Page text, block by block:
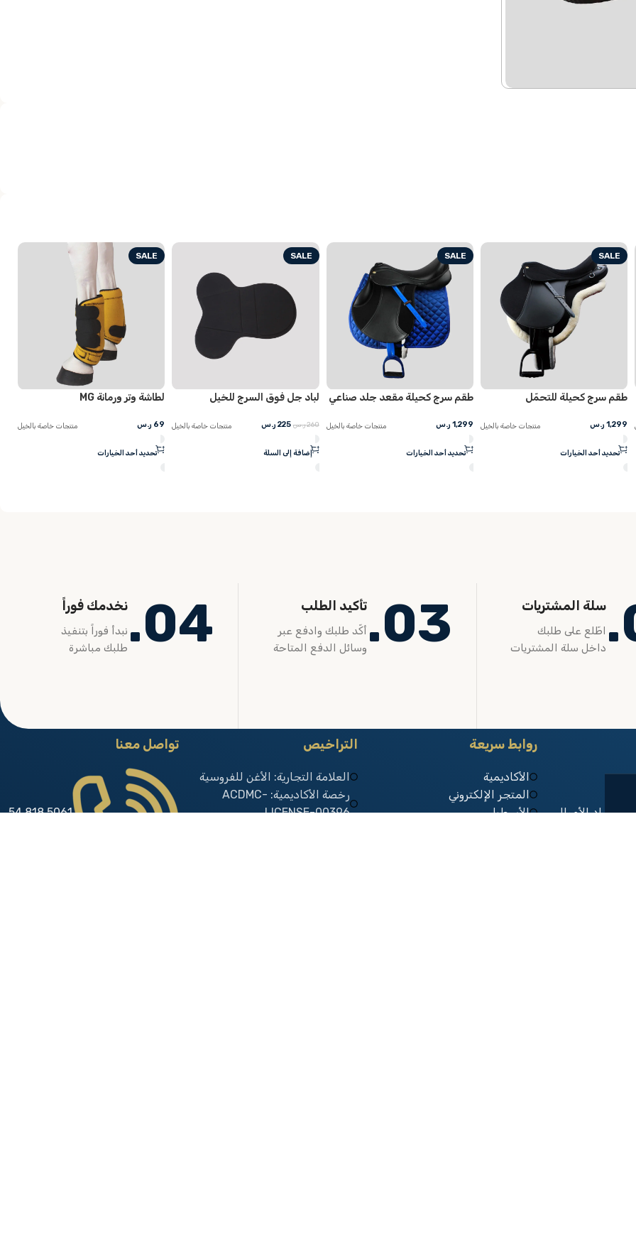
SALE
طقم سرج كحيلة مقعد جلد صناعي
منتجات خاصة بالخيل 1,299
تحديد أحد الخيارات
SALE
لباد جل فوق السرج للخيل
منتجات خاصة بالخيل 260ر.س
إضافة إلى السلة
SALE
لطاشة وتر ورمانة MG
منتجات خاصة بالخيل 69 ر.س
تحديد أحد الخيارات
SALE
ميزان حافر ذهبي أسترالي
منتجات خاصة بالخيل 150
إضافة إلى السلة
سلة المشتريات
اطّلع على طلبك
داخل سلة المشتريات
03. تأكيد الطلب
أكّد طلبك وادفع عبر
وسائل الدفع المتاحة
04. نخدمك فوراً
نبدأ فوراً بتنفيذ
طلبك مباشرة
الأموال
روابط سريعة
الأكاديمية
المتجر الإلكتروني
الأسطبل
التراخيص
العلامة التجارية: الأغن للفروسية
رخصة الأكاديمية: ACDMC-
LICENSE-00396
تواصل معنا
5061 818 54